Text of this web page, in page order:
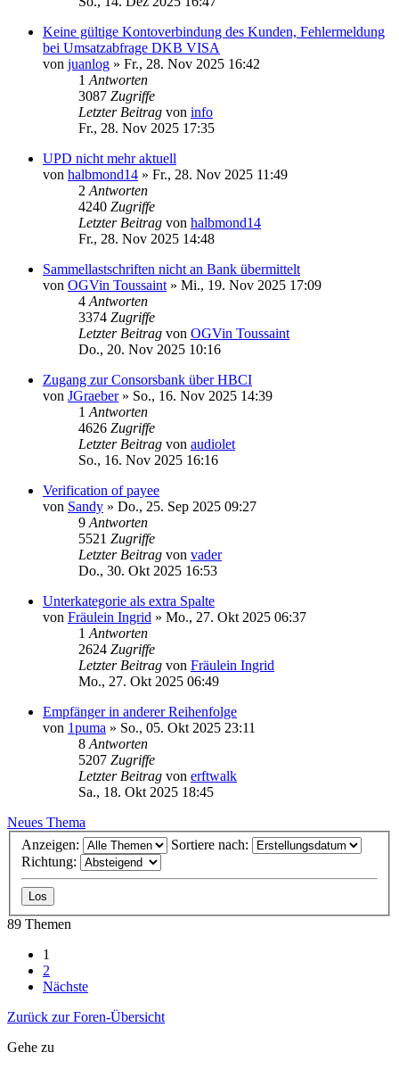
Keine gültige Kontoverbindung des Kunden, Fehlermeldung
bei Umsatzabfrage DKB VISA
von juanlog » Fr., 28. Nov 2025 16:42
1 Antworten
3087 Zugriffe
Letzter Beitrag von info
Fr., 28. Nov 2025 17:35
UPD nicht mehr aktuell
von halbmond14 » Fr., 28. Nov 2025 11:49
2 Antworten
4240 Zugriffe
Letzter Beitrag von halbmond14
Fr., 28. Nov 2025 14:48
Sammellastschriften nicht an Bank übermittelt
von OGVin Toussaint » Mi., 19. Nov 2025 17:09
4 Antworten
3374 Zugriffe
Letzter Beitrag von OGVin Toussaint
Do., 20. Nov 2025 10:16
Zugang zur Consorsbank über HBCI
von JGraeber» So., 16. Nov 2025 14:39
1 Antworten
4626 Zugriffe
Letzter Beitrag von audiolet
So., 16. Nov 2025 16:16
Verification of payee
von Sandy » Do., 25. Sep 2025 09:27
9 Antworten
5521 Zugriffe
Letzter Beitrag von vader
Do., 30. Okt 2025 16:53
Unterkategorie als extra Spalte
von Fräulein Ingrid » Mo., 27. Okt 2025 06:37
1 Antworten
2624 Zugriffe
Letzter Beitrag von Fräulein Ingrid
Mo., 27. Okt 2025 06:49
Empfänger in anderer Reihenfolge
von 1puma » So., 05. Okt 2025 23:11
8 Antworten
5207 Zugriffe
Letzter Beitrag von erftwalk
Sa., 18. Okt 2025 18:45
Neues Thema
Anzeigen:
Sortiere nach:
Richtung:
89 Themen
1
2
Nächste
Zurück zur Foren-Übersicht
Gehe zu